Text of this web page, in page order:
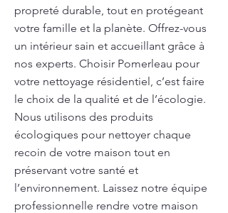
propreté durable, tout en protégeant
votre famille et la planète. Offrez-vous
un intérieur sain et accueillant grâce à
nos experts. Choisir Pomerleau pour
votre nettoyage résidentiel, c’est faire
le choix de la qualité et de l’écologie.
Nous utilisons des produits
écologiques pour nettoyer chaque
recoin de votre maison tout en
préservant votre santé et
l’environnement. Laissez notre équipe
professionnelle rendre votre maison